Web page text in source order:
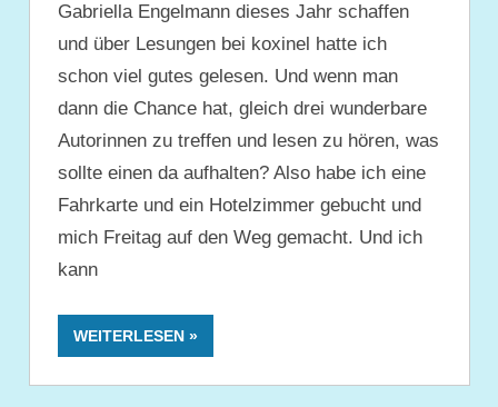
Gabriella Engelmann dieses Jahr schaffen
und über Lesungen bei koxinel hatte ich
schon viel gutes gelesen. Und wenn man
dann die Chance hat, gleich drei wunderbare
Autorinnen zu treffen und lesen zu hören, was
sollte einen da aufhalten? Also habe ich eine
Fahrkarte und ein Hotelzimmer gebucht und
mich Freitag auf den Weg gemacht. Und ich
kann
WEITERLESEN